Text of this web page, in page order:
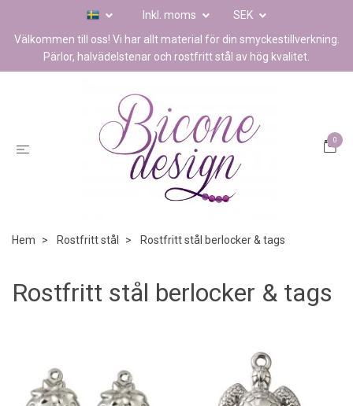
Inkl. moms
SEK
Välkommen till oss! Vi har allt material för din smyckestillverkning.
Pärlor, halvädelstenar och rostfritt stål av hög kvalitet.
0
Hem Rostfritt stål Rostfritt stål berlocker & tags
Rostfritt stål berlocker & tags